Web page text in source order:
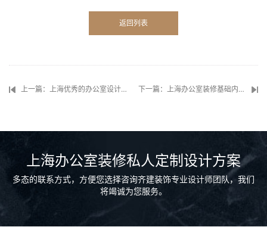
返回列表
上一篇：上海优秀的办公室设计师都有哪些标准？ 下一篇：上海办公室装修基础内容包括哪些？如何看好的施工工艺？
上海办公室装修私人定制设计方案
多态的联系方式，方便您选择咨询齐建装饰专业设计师团队，我们
将竭诚为您服务。